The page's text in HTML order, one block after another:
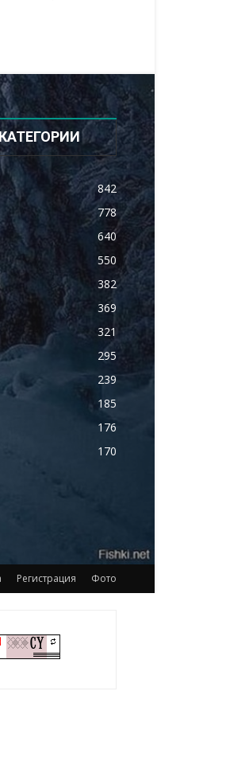
842
778
640
550
382
369
321
295
239
185
176
170
Регистрация Фото